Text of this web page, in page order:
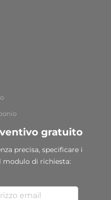
gratuito
precisa, specificare i
di richiesta: